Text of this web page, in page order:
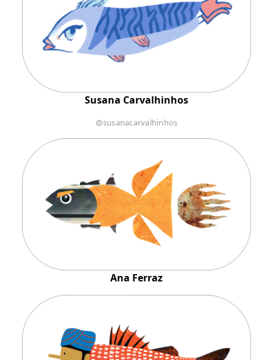
Susana Carvalhinhos
@susanacarvalhinhos
Ana Ferraz